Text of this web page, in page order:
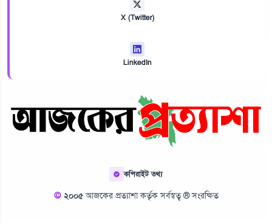
X (Twitter)
LinkedIn
কপিরাইট তথ্য
© ২০০৫আজকের প্রত্যাশা কর্তৃক সর্বস্বত্ব ® সংরক্ষিত